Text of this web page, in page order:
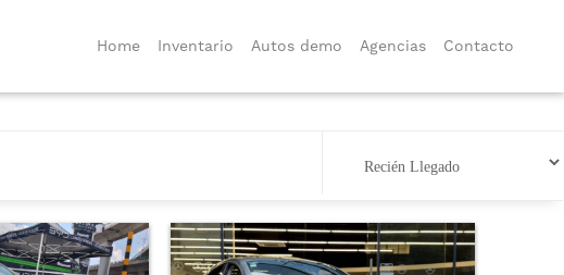
Home Inventario Autos demo Agencias Contacto